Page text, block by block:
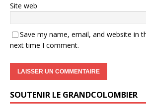
Site web
Save my name, email, and website in
next time I comment.
SOUTENIR LE GRANDCOLOMBIER